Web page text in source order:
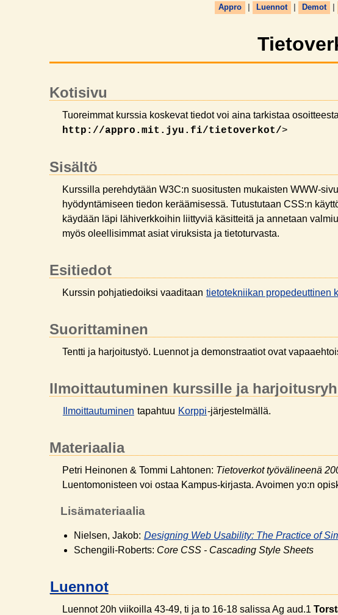
Appro Luennot Demot
Kotisivu
Tuoreimmat kurssia koskevat tiedot voi aina tarkistaa
http://appro.mit.jyu.fi/tietoverkot/>
Sisältö
Kurssilla perehdytään W3C:n suositusten mukaisten WWW-
hyödyntämiseen tiedon keräämisessä. Tutustutaan CSS:n
käydään läpi lähiverkkoihin liittyviä käsitteitä ja annetaan
myös oleellisimmat asiat viruksista ja tietoturvasta.
Esitiedot
Kurssin pohjatiedoiksi vaaditaan tietotekniikan propedeuttinen
Suorittaminen
Tentti ja harjoitustyö. Luennot ja demonstraatiot ovat
Ilmoittautuminen kurssille ja
Ilmoittautuminen tapahtuu Korppi-järjestelmällä.
Materiaalia
Petri Heinonen & Tommi Lahtonen: Tietoverkot työvälineenä
Luentomonisteen voi ostaa Kampus-kirjasta. Avoimen yo:n
Lisämateriaalia
Nielsen, Jakob: Designing Web Usability: The Practice of
Schengili-Roberts: Core CSS - Cascading Style Sheets
Luennot
Luennot 20h viikoilla 43-49, ti ja to 16-18 salissa Ag aud.1